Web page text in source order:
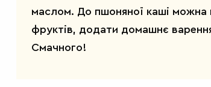
маслом. До пшоняної каші можна
фруктів, додати домашнє
Смачного!